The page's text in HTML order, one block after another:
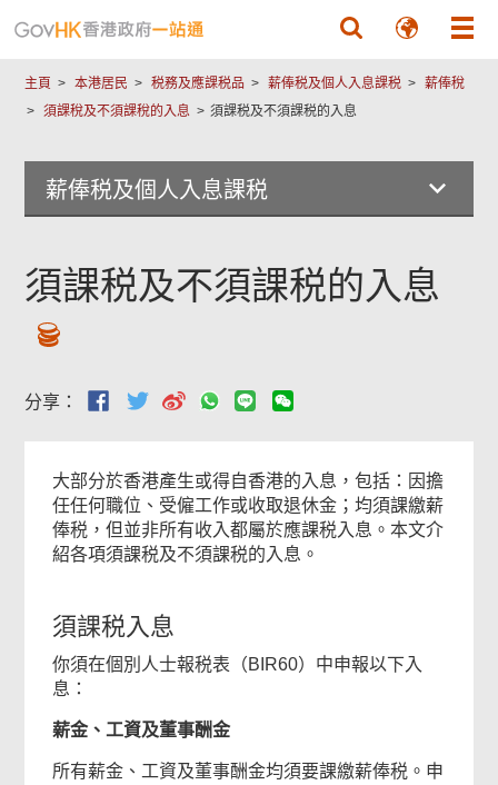
主頁 本港居民 税務及應課税品 薪俸税及個人入息課税
薪俸稅
須課稅及不須課稅的入息
須課税及不須課税的入息
薪俸税及個人入息課税
須課税及不須課税的入息
分享：
大部分於香港產生或得自香港的入息，包括：因擔
任任何職位、受僱工作或收取退休金；均須課繳薪
俸税，但並非所有收入都屬於應課税入息。本文介
紹各項須課税及不須課税的入息。
須課税入息
你須在個別人士報税表（BIR60）中申報以下入
息：
薪金、工資及董事酬金
所有薪金、工資及董事酬金均須要課繳薪俸税。申